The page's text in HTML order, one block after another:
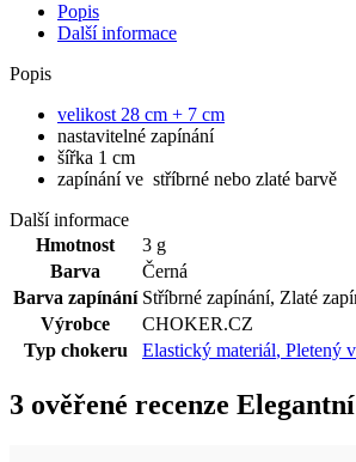
Popis
Další informace
Popis
velikost 28 cm + 7 cm
nastavitelné zapínání
šířka 1 cm
zapínání ve stříbrné nebo zlaté barvě
Další informace
Hmotnost
3 g
Barva
Černá
Barva zapínání Stříbrné zapínání, Zlaté
Výrobce
CHOKER.CZ
Typ chokeru
Elastický materiál, Pletený
3 ověřené recenze